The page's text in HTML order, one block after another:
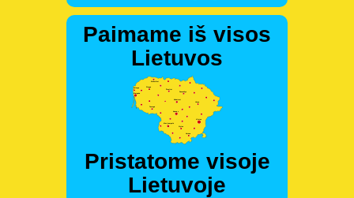
Paimame iš visos
Lietuvos
Pristatome visoje
Lietuvoje